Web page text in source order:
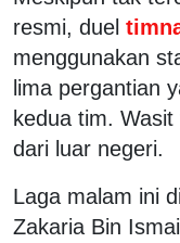
resmi, duel
menggunakan
lima pergantian
kedua tim.
dari luar negeri.
Laga malam ini
Zakaria Bin